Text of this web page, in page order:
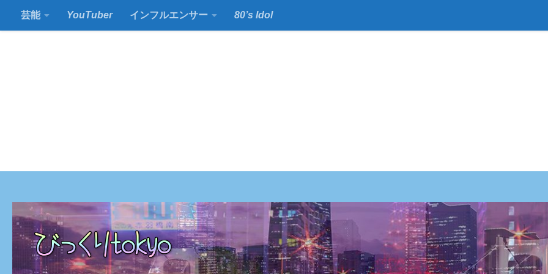
コンテンツの下
芸能 YouTuber インフルエンサー 80’s Idol